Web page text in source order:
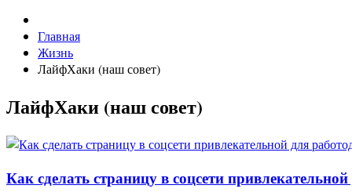
Главная
Жизнь
ЛайфХаки (наш совет)
ЛайфХаки (наш совет)
Как сделать страницу в соцсети